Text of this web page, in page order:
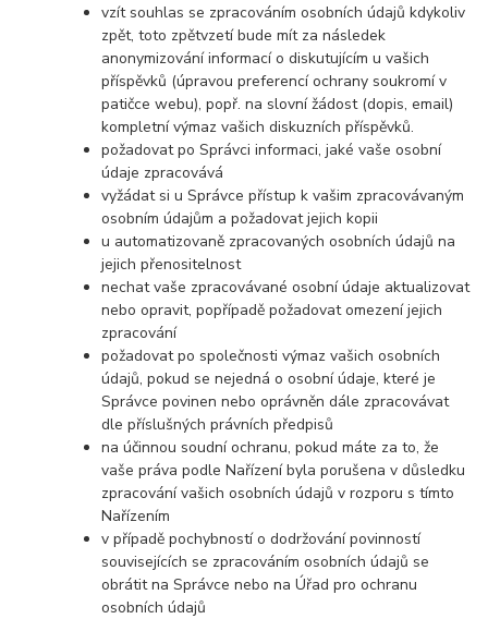
vzít souhlas se zpracováním osobních údajů kdykoliv
zpět, toto zpětvzetí bude mít za následek
anonymizování informací o diskutujícím u vašich
příspěvků (úpravou preferencí ochrany soukromí v
patičce webu), popř. na slovní žádost (dopis, email)
kompletní výmaz vašich diskuzních příspěvků.
požadovat po Správci informaci, jaké vaše osobní
údaje zpracovává
vyžádat si u Správce přístup k vašim zpracovávaným
osobním údajům a požadovat jejich kopii
u automatizovaně zpracovaných osobních údajů na
jejich přenositelnost
nechat vaše zpracovávané osobní údaje aktualizovat
nebo opravit, popřípadě požadovat omezení jejich
zpracování
požadovat po společnosti výmaz vašich osobních
údajů, pokud se nejedná o osobní údaje, které je
Správce povinen nebo oprávněn dále zpracovávat
dle příslušných právních předpisů
na účinnou soudní ochranu, pokud máte za to, že
vaše práva podle Nařízení byla porušena v důsledku
zpracování vašich osobních údajů v rozporu s tímto
Nařízením
v případě pochybností o dodržování povinností
souvisejících se zpracováním osobních údajů se
obrátit na Správce nebo na Úřad pro ochranu
osobních údajů